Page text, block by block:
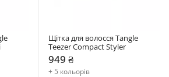
Щітка для волосся Tangle
Teezer Compact Styler
949 ₴
+ 5 кольорів